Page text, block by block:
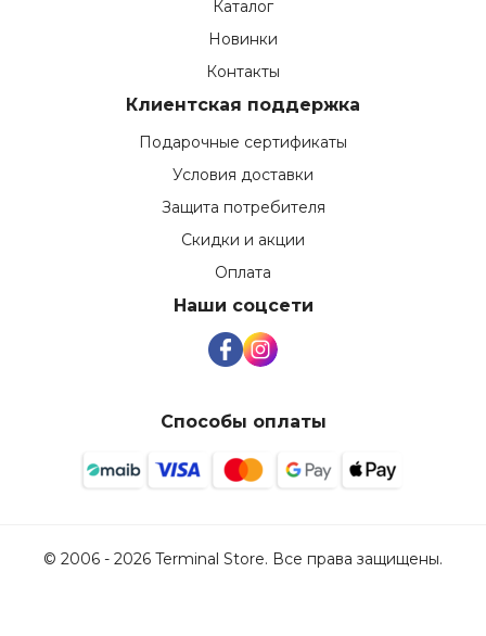
Каталог
Новинки
Контакты
Клиентская поддержка
Подарочные сертификаты
Условия доставки
Защита потребителя
Скидки и акции
Оплата
Наши соцсети
Способы оплаты
© 2006 - 2026 Terminal Store. Все права защищены.